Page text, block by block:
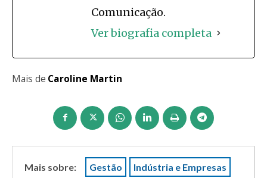
Comunicação.
Ver biografia completa
Mais de Caroline Martin
Mais sobre: Gestão Indústria e Empresas